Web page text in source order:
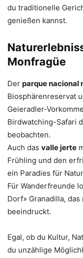
du traditionelle
genießen kannst.
Monfragüe
Der parque nacional
Biosphärenreservat
Geieradler-
Birdwatching-Safari
beobachten.
Auch das valle jerte
Frühling und den
ein Paradies für
Für Wanderfreunde
Dorf» Granadilla,
beeindruckt.
Egal, ob du Kultur,
du unzählige